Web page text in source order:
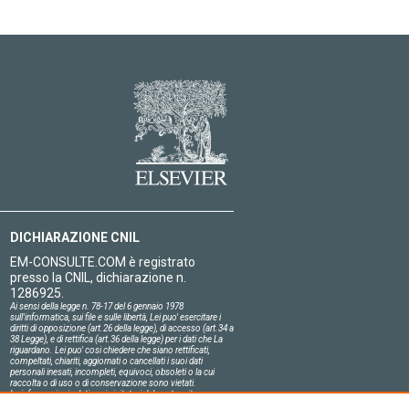
DICHIARAZIONE CNIL
EM-CONSULTE.COM è registrato
presso la CNIL, dichiarazione n.
1286925.
Ai sensi della legge n. 78-17 del 6 gennaio 1978
sull'informatica, sui file e sulle libertà, Lei puo' esercitare i
diritti di opposizione (art.26 della legge), di accesso (art.34 a
38 Legge), e di rettifica (art.36 della legge) per i dati che La
riguardano. Lei puo' cosi chiedere che siano rettificati,
compeltati, chiariti, aggiornati o cancellati i suoi dati
personali inesati, incompleti, equivoci, obsoleti o la cui
raccolta o di uso o di conservazione sono vietati.
Le informazioni relative ai visitatori del nostro sito,